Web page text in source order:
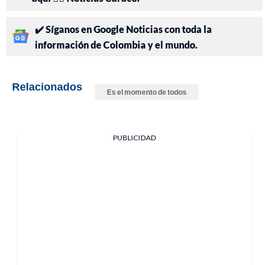
✔️ Síganos en Google Noticias con toda la
información de Colombia y el mundo.
Relacionados Es el momento de todos
PUBLICIDAD